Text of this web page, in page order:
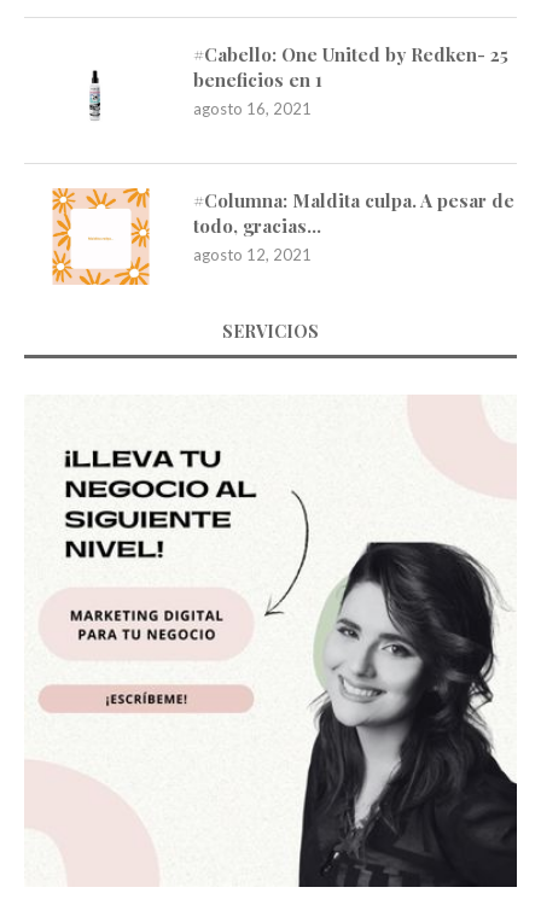
#Cabello: One United by Redken- 25
beneficios en 1
agosto 16, 2021
#Columna: Maldita culpa. A pesar de
todo, gracias…
agosto 12, 2021
SERVICIOS